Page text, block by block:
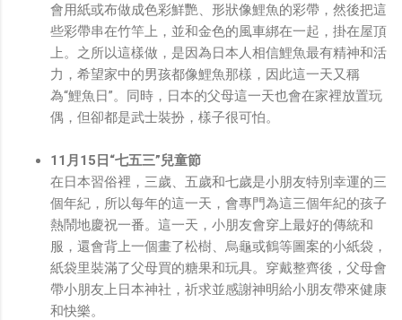
會用紙或布做成色彩鮮艷、形狀像鯉魚的彩帶，然後把這
些彩帶串在竹竿上，並和金色的風車綁在一起，掛在屋頂
上。之所以這樣做，是因為日本人相信鯉魚最有精神和活
力，希望家中的男孩都像鯉魚那樣，因此這一天又稱
為“鯉魚日”。同時，日本的父母這一天也會在家裡放置玩
偶，但卻都是武士裝扮，樣子很可怕。
11月15日“七五三”兒童節
在日本習俗裡，三歲、五歲和七歲是小朋友特別幸運的三
個年紀，所以每年的這一天，會專門為這三個年紀的孩子
熱鬧地慶祝一番。這一天，小朋友會穿上最好的傳統和
服，還會背上一個畫了松樹、烏龜或鶴等圖案的小紙袋，
紙袋里裝滿了父母買的糖果和玩具。穿戴整齊後，父母會
帶小朋友上日本神社，祈求並感謝神明給小朋友帶來健康
和快樂。